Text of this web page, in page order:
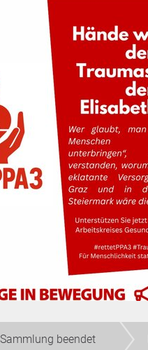
Sammlung beendet